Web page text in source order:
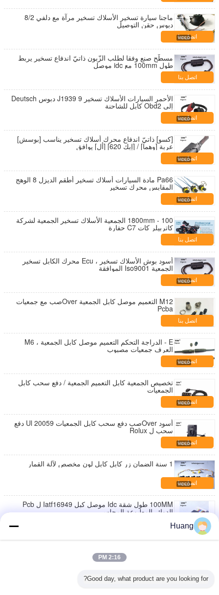
ماجنا سيارة تسخير الأسلاك تسخير مرآة مع دلفي 8/2
دبوس حقن التوصيل
اتصل بنا
مسطّح صنع وفقا لطلب الزّبون ذاتيّ اندفاع تسخير يربط
طول 100mm مع idc موصل
اتصل بنا
الأحمر السيارات الأسلاك تسخير J1939 9 دبوس Deutsch
إلى Obd2 كابل للشاحنة
اتصل بنا
[كسو] ذاتيّ اندفاع محرك أسلاك تسخير يناسب [بوسش]
عربة [وهما] / [إبك 620] [أل] يوافق
اتصل بنا
Pa66 مادة السيارات أسلاك تسخير أطقم الديزل 8 الوهج
المقابس محرك تسخير
اتصل بنا
100 - 1800mm الجمعية الأسلاك تسخير الجمعية لشركة
كاتربيلر كات C7 حفارة
اتصل بنا
أسود بوش الأسلاك تسخير ، Ecu محرك الكابل تسخير
الجمعية Iso9001 الموافقة
اتصل بنا
M12 التعميم موصل كابل الجمعية Overصب مع جمعيات
Pcba
اتصل بنا
E - الدراجة التحكم التعميم موصل كابل الجمعية ، M6
العرف جمعيات مصبوب
اتصل بنا
تخصيص الجمعية كابل التعميم الجمعية / دفع سحب كابل
الجمعيات
اتصل بنا
أسود Overصب دفع سحب كابل الجمعيات Ul 20059 دفع
سحب ل Rolux
اتصل بنا
1 سنة الضمان زر كابل كابل لون مخصص لآلة القمار
اتصل بنا
100MM طول شقة Idc موصل كبل Iatf16949 ل Pcb
الدوائر المطبوعة المجلس
اتصل بنا
الكابلات المخصصة
Huang
2:16 PM
Good day, what product are you looking for?